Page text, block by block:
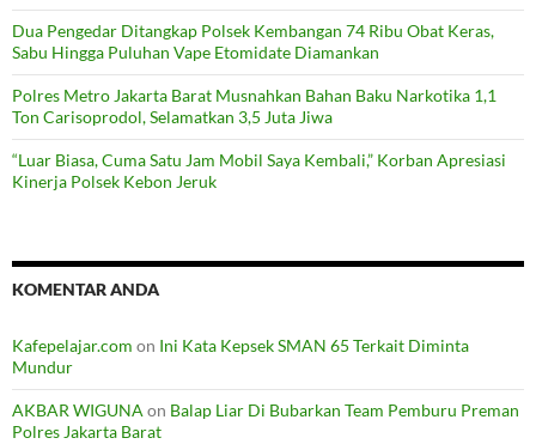
Dua Pengedar Ditangkap Polsek Kembangan 74 Ribu Obat Keras,
Sabu Hingga Puluhan Vape Etomidate Diamankan
Polres Metro Jakarta Barat Musnahkan Bahan Baku Narkotika 1,1
Ton Carisoprodol, Selamatkan 3,5 Juta Jiwa
“Luar Biasa, Cuma Satu Jam Mobil Saya Kembali,” Korban Apresiasi
Kinerja Polsek Kebon Jeruk
KOMENTAR ANDA
Kafepelajar.com on Ini Kata Kepsek SMAN 65 Terkait Diminta
Mundur
AKBAR WIGUNAon Balap Liar Di Bubarkan Team Pemburu Preman
Polres Jakarta Barat